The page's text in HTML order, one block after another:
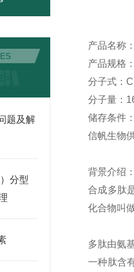
题及解
分型
产品名称
产品规格
分子式：
分子量：
储存条件
信帆生物
背景介绍
合成多肽
化合物叫
多肽由氨
一种肽含